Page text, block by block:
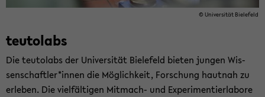
© Uni­ver­si­tät Bie­le­feld
teu­tol­abs
Die teu­tol­abs der Uni­ver­si­tät Bie­le­feld bie­ten jun­gen Wis­
sen­schaft­ler*innen die Mög­lich­keit, For­schung haut­nah zu
er­le­ben. Die viel­fäl­ti­gen Mitmach-​ und Ex­pe­ri­men­tier­la­bo­re